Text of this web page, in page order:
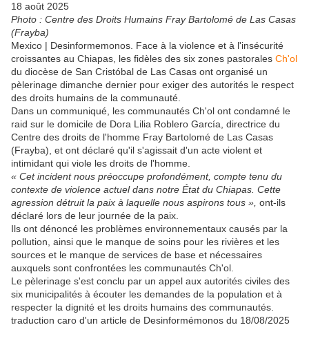
18 août 2025
Photo : Centre des Droits Humains Fray Bartolomé de Las Casas
(Frayba)
Mexico | Desinformemonos. Face à la violence et à l'insécurité
croissantes au Chiapas, les fidèles des six zones pastorales Ch'ol
du diocèse de San Cristóbal de Las Casas ont organisé un
pèlerinage dimanche dernier pour exiger des autorités le respect
des droits humains de la communauté.
Dans un communiqué, les communautés Ch'ol ont condamné le
raid sur le domicile de Dora Lilia Roblero García, directrice du
Centre des droits de l'homme Fray Bartolomé de Las Casas
(Frayba), et ont déclaré qu'il s'agissait d'un acte violent et
intimidant qui viole les droits de l'homme.
« Cet incident nous préoccupe profondément, compte tenu du
contexte de violence actuel dans notre État du Chiapas. Cette
agression détruit la paix à laquelle nous aspirons tous », ont-ils
déclaré lors de leur journée de la paix.
Ils ont dénoncé les problèmes environnementaux causés par la
pollution, ainsi que le manque de soins pour les rivières et les
sources et le manque de services de base et nécessaires
auxquels sont confrontées les communautés Ch'ol.
Le pèlerinage s'est conclu par un appel aux autorités civiles des
six municipalités à écouter les demandes de la population et à
respecter la dignité et les droits humains des communautés.
traduction caro d'un article de Desinformémonos du 18/08/2025